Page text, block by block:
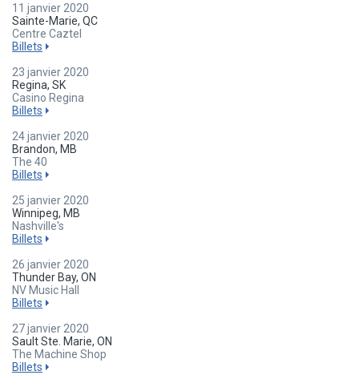
11 janvier 2020
Sainte-Marie, QC
Centre Caztel
Billets
23 janvier 2020
Regina, SK
Casino Regina
Billets
24 janvier 2020
Brandon, MB
The 40
Billets
25 janvier 2020
Winnipeg, MB
Nashville's
Billets
26 janvier 2020
Thunder Bay, ON
NV Music Hall
Billets
27 janvier 2020
Sault Ste. Marie, ON
The Machine Shop
Billets